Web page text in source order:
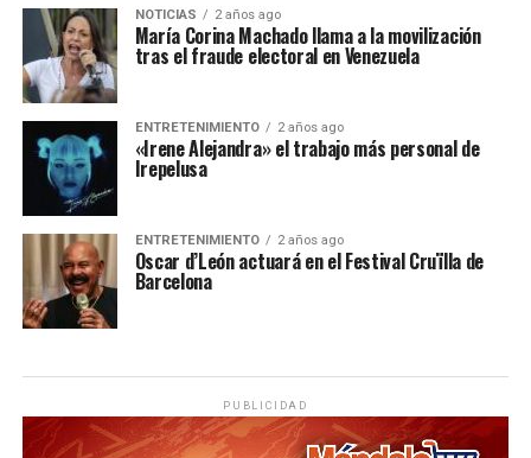
NOTICIAS 2 años ago
María Corina Machado llama a la movilización
tras el fraude electoral en Venezuela
ENTRETENIMIENTO 2 años ago
«Irene Alejandra» el trabajo más personal de
Irepelusa
ENTRETENIMIENTO 2 años ago
Oscar d’León actuará en el Festival Cruïlla de
Barcelona
PUBLICIDAD